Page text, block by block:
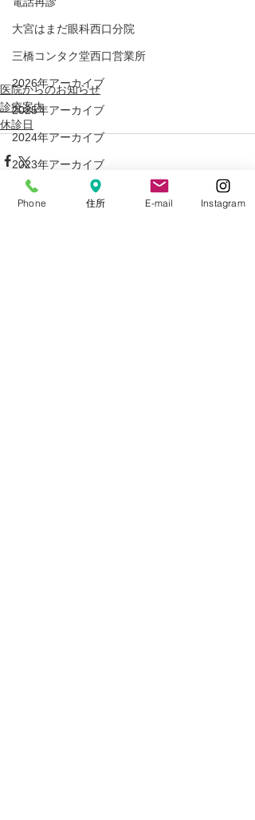
大宮はまだ眼科西口分院
三橋コンタク堂西口営業所
2026年アーカイブ
2025年アーカイブ
2024年アーカイブ
2023年アーカイブ
2022年アーカイブ
医院からのお知らせ
診療案内
休診日
Phone 住所 E-mail Instagram